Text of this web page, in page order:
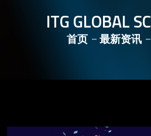
ITG GLOBAL
首页 最新资讯